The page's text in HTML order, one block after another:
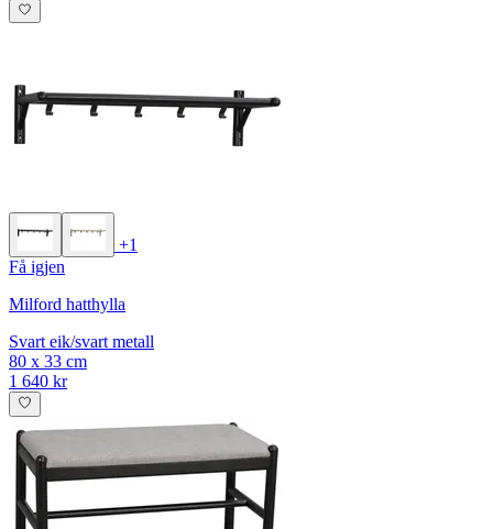
+1
Få igjen
Milford hatthylla
Svart eik/svart metall
80 x 33 cm
1 640 kr